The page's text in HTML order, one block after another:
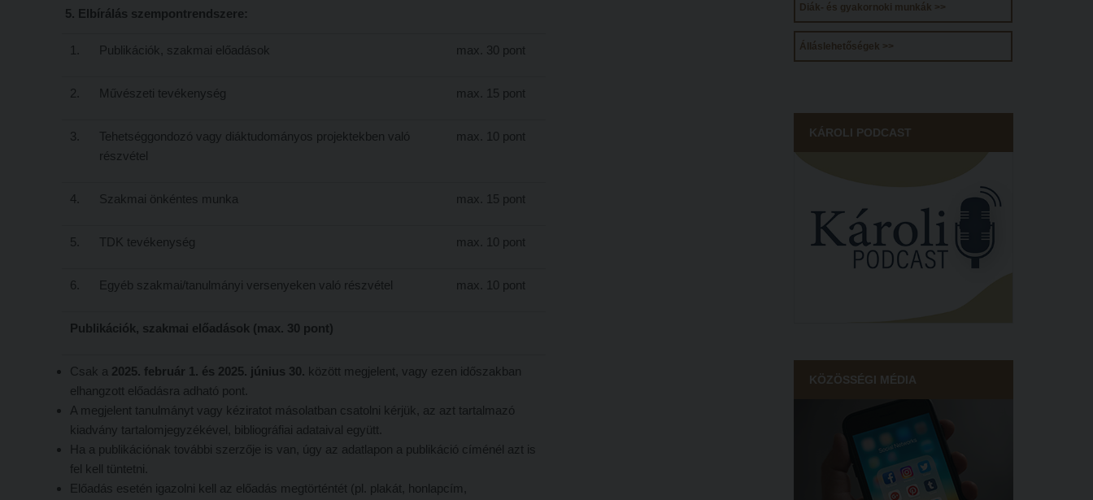
5. Elbírálás szempontrendszere:
1. Publikációk, szakmai előadások max. 30 pont
2. Művészeti tevékenység max. 15 pont
3.
Tehetséggondozó vagy diáktudományos projektekben való
részvétel
max. 10 pont
4. Szakmai önkéntes munka max. 15 pont
5. TDK tevékenység max. 10 pont
6. Egyéb szakmai/tanulmányi versenyeken való részvétel max. 10 pont
Publikációk, szakmai előadások (max. 30 pont)
Csak a 2025. február 1. és 2025. június 30. között megjelent, vagy ezen időszakban
elhangzott előadásra adható pont.
A megjelent tanulmányt vagy kéziratot másolatban csatolni kérjük, az azt tartalmazó
kiadvány tartalomjegyzékével, bibliográfiai adataival együtt.
Ha a publikációnak további szerzője is van, úgy az adatlapon a publikáció címénél azt is
fel kell tüntetni.
Előadás esetén igazolni kell az előadás megtörténtét (pl. plakát, honlapcím,
Diák- és gyakornoki munkák >>
Álláslehetőségek >>
KÁROLI PODCAST
KÖZÖSSÉGI MÉDIA